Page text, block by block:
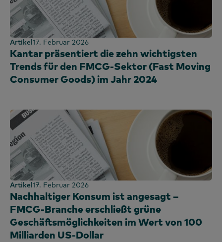
Artikel17. Februar 2026
Kantar präsentiert die zehn wichtigsten
Trends für den FMCG-Sektor (Fast Moving
Consumer Goods) im Jahr 2024
Artikel 17. Februar 2026
Nachhaltiger Konsum ist angesagt –
FMCG-Branche erschließt grüne
Geschäftsmöglichkeiten im Wert von 100
Milliarden US-Dollar